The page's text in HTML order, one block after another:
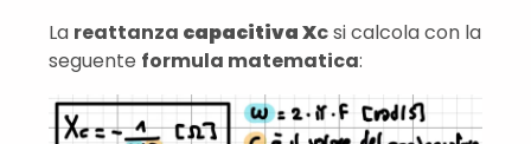
La reattanza capacitiva Xcsi calcola con la
seguente formula matematica: